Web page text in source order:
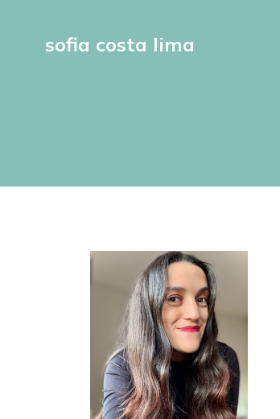
sofia costa lima